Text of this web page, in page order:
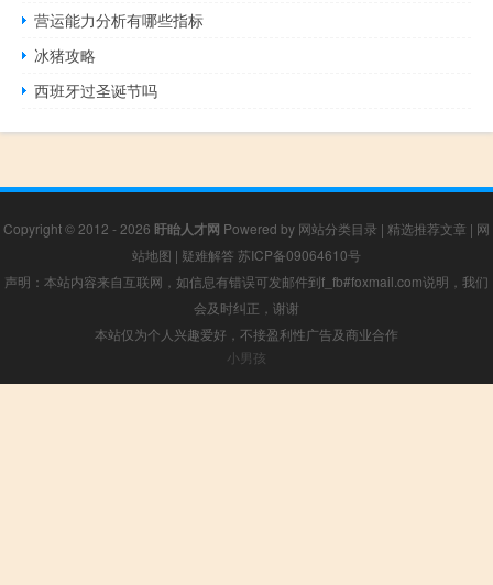
营运能力分析有哪些指标
冰猪攻略
西班牙过圣诞节吗
Copyright © 2012 - 2026 盱眙人才网 Powered by 网站分类目录 | 精选推荐文章 | 网
站地图 | 疑难解答 苏ICP备09064610号
声明：本站内容来自互联网，如信息有错误可发邮件到f_fb#foxmail.com说明，我们
会及时纠正，谢谢
本站仅为个人兴趣爱好，不接盈利性广告及商业合作
小男孩